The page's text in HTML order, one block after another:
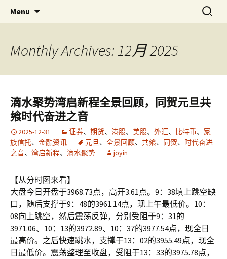
金易网 ｜ 精确严谨比较多空，
联衡辨析把握节奏，计算－－为
了无法计算的价值！
金易网
Menu
搜
索：
Monthly Archives: 12月 2025
滴水聚势湾启新程全景回顾，同贺元旦共
飨时代奋进之音
2025-12-31 证券、 期货、 港股、 美股、 外汇、 比特币、 家
族信托、 金融资讯 元旦、 全景回顾、 共飨、 同贺、 时代奋进
之音、 湾启新程、 滴水聚势 joyin
【从分时图来看】
大盘今日开盘于3968.73点，高开3.61点。9：38填上跳空缺
口，随后支撑于9：48的3961.14点，现上午最低价。10：
08向上跳空，然后震荡反弹，分别受阻于9：31的
3971.06、10：13的3972.89、10：37的3977.54点，现全日
最高价。之后快速跳水，支撑于13：02的3955.49点，现全
日最低价。震荡整理至收盘，受阻于13：33的3975.78点，